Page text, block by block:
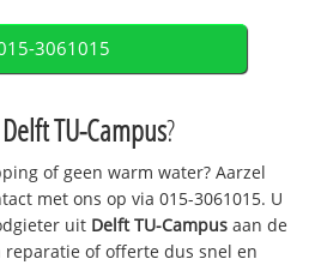
3061015
Delft TU-Campus?
of geen warm water? Aarzel
met ons op via 015-3061015. U
uit Delft TU-Campus aan de
of offerte dus snel en